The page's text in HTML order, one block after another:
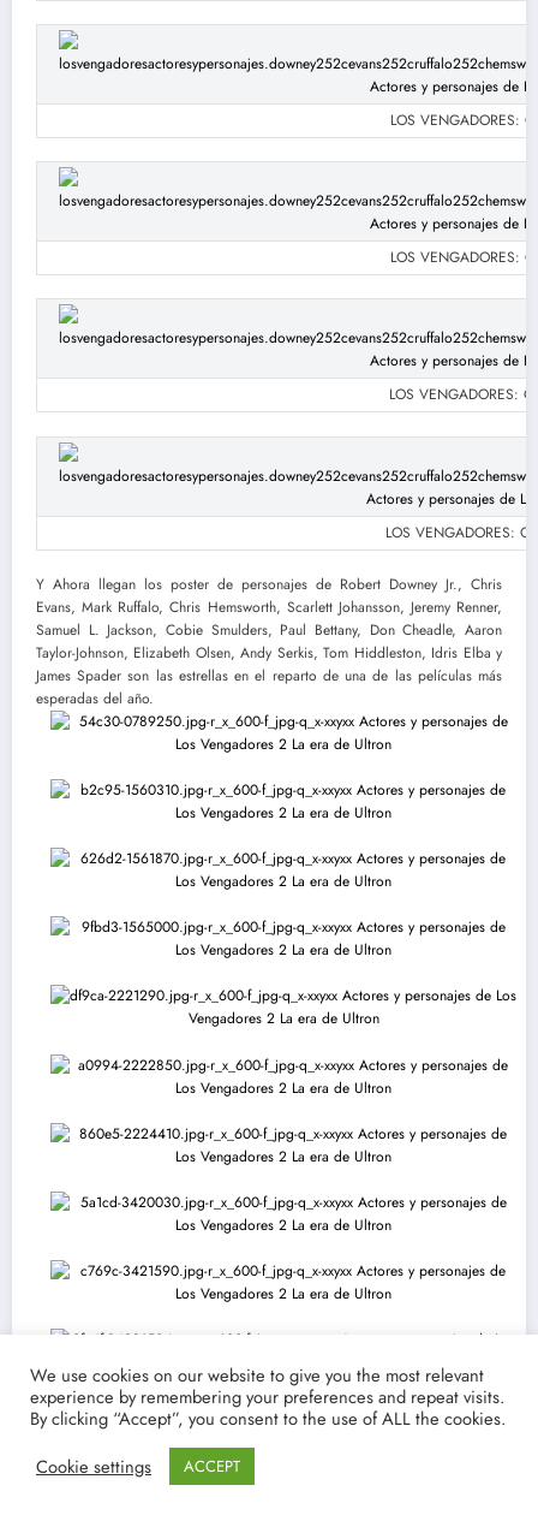
LOS VENGADORES:
LOS VENGADORES:
LOS VENGADORES:
LOS VENGADORES:
Y Ahora llegan los poster de personajes de Robert Downey Jr., Chris
Evans, Mark Ruffalo, Chris Hemsworth, Scarlett Johansson​, Jeremy Renner,
Samuel L. Jackson, Cobie Smulders, Paul Bettany, Don Cheadle, Aaron
Taylor-Johnson, Elizabeth Olsen, Andy Serkis, Tom Hiddleston, Idris Elba y
James Spader son las estrellas en el reparto de una de las películas más
esperadas del año.
Etiqueta
Actores Y Personajes Los Vengadores
We use cookies on our website to give you the most relevant
experience by remembering your preferences and repeat visits.
By clicking “Accept”, you consent to the use of ALL the cookies.
Cookie settings
ACCEPT